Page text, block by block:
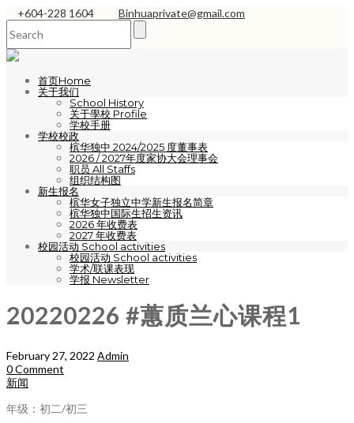
+604-228 1604 Binhuaprivate@gmail.com
首页Home
关于我们
School History
关于學校 Profile
学校手册
学校校政
槟华独中 2024/2025 度董事表
2026 / 2027年度家协大会理事会
职员 All Staffs
组织结构图
新生报名
槟华女子独立中学新生报名简章
槟华独中国际生招生资讯
2026 年收费表
2027 年收费表
校园活动 School activities
校园活动 School activities
学术/联课表现
学报 Newsletter
20220226 #蕙质兰心课程1
February 27, 2022 Admin
0 Comment
新闻
年级：初二/初三